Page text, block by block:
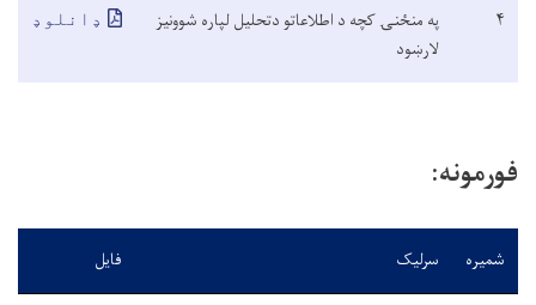
۴
په منځنۍ کچه د اطلاعاتو دتحلیل لپاره شوونیز
لارښود
ډانلوډ
فورمونه:
شمیره سرلیک فایل